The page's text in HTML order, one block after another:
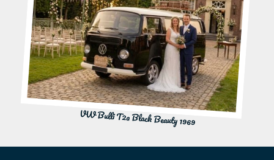
VW Bulli T2a Black Beauty 1969